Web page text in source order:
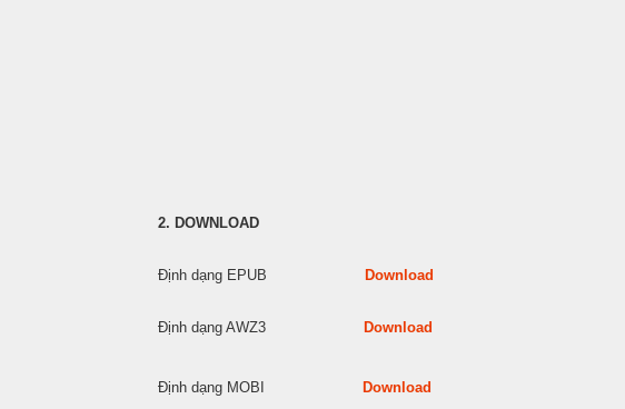
2. DOWNLOAD
Định dạng EPUB Download
Định dạng AWZ3 Download
Định dạng MOBI Download